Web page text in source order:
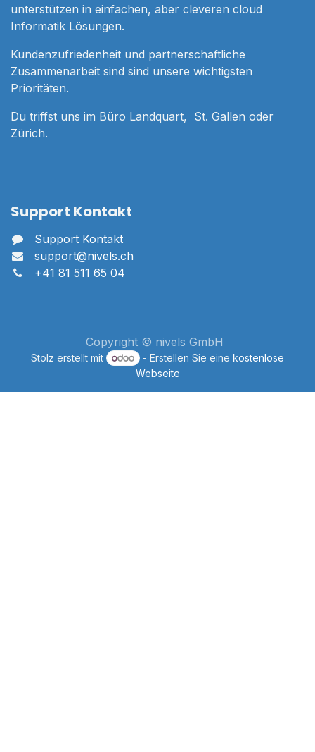
unterstützen in einfachen, aber cleveren cloud
Informatik Lösungen.
Kundenzufriedenheit und partnerschaftliche
Zusammenarbeit sind sind unsere wichtigsten
Prioritäten.
Du triffst uns im Büro Landquart, St. Gallen oder
Zürich.
Support Kontakt
Support Kontakt
support@nivels.ch
+41 81 511 65 04
Copyright © nivels GmbH
Stolz erstellt mit - Erstellen Sie einekostenlose
Webseite